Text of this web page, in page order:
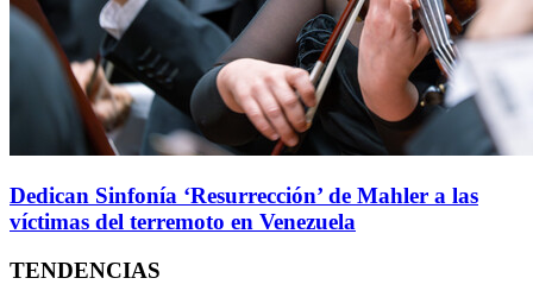
Dedican Sinfonía ‘Resurrección’ de Mahler a las
víctimas del terremoto en Venezuela
TENDENCIAS